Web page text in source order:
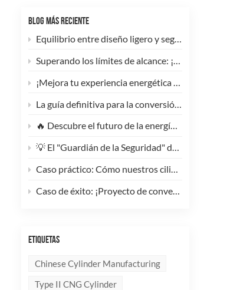
BLOG MÁS RECIENTE
Equilibrio entre diseño ligero y seguridad: cómo los cilindros de GNC tipo 2 de 90 litros potencian las flotas comerciales.
Superando los límites de alcance: ¡Los cilindros de hidrógeno para UAV tipo 4 ya están disponibles para personalización de alta eficiencia!
¡Mejora tu experiencia energética con nuestra bombona de GLP compuesta de 5 kg! 🚀✨
La guía definitiva para la conversión de camiones pesados ​​a GNC: Por qué este cilindro de GNC tipo 1 de 200 litros supone un cambio radical para la reducción de costes de la flota.
🔥 Descubre el futuro de la energía: ¡Conoce la elegante y ultraligera bombona de GLP compuesta de 10 kg!
💡 El "Guardián de la Seguridad" del Gas Industrial y la Supresión de Incendios: Un Análisis en Profundidad de los Cilindros de Gas sin Costura de Acero de Alto Rendimiento
Caso práctico: Cómo nuestros cilindros compuestos de GLP redefinen la seguridad y la imagen de marca para clientes globales.
Caso de éxito: ¡Proyecto de conversión a GNC de un generador de 100 kVA completado con éxito! 🚀
ETIQUETAS
Chinese Cylinder Manufacturing
Type II CNG Cylinder